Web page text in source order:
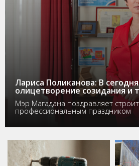
Лариса Поликанова: В
олицетворение созидания и
Мэр Магадана поздравляет
профессиональным праздником